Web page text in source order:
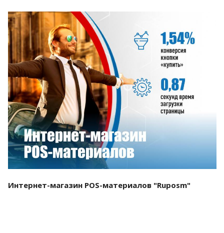
Смотреть проект
Интернет-магазин POS-материалов "Ruposm"